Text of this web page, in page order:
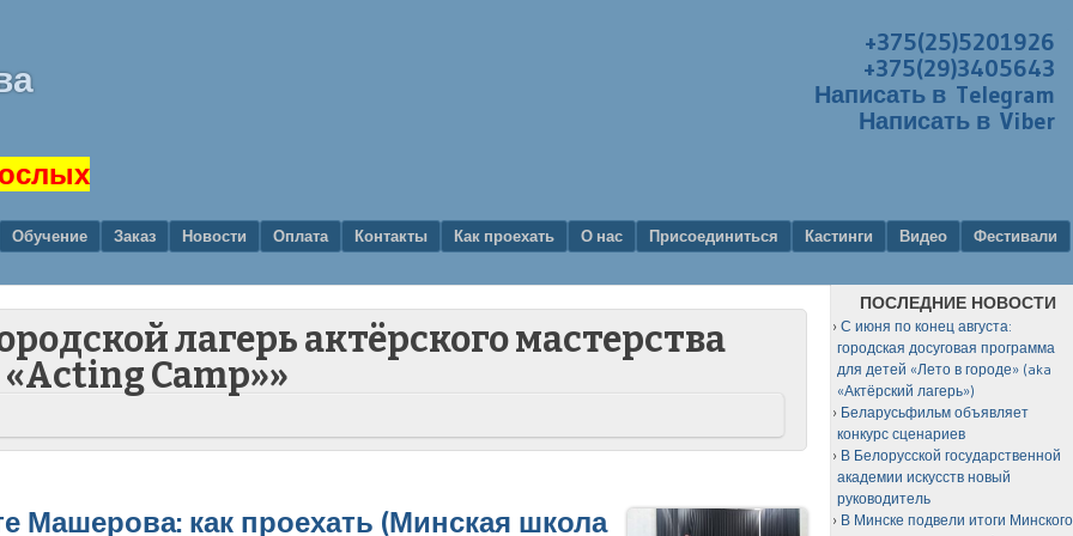
+375(25)5201926
+375(29)3405643
Написать в Telegram
Написать в Viber
Обучение Заказ Новости Оплата Контакты Как проехать О нас Присоединиться Кастинги Видео
Фестивали
лагерь актёрского мастерства
«Acting Camp»»
Машерова: как проехать (Минская школа
ПОСЛЕДНИЕ НОВОСТИ
С июня по конец августа:
городская досуговая программа
для детей «Лето в городе» (aka
«Актёрский лагерь»)
Беларусьфильм объявляет
конкурс сценариев
В Белорусской государственной
академии искусств новый
руководитель
В Минске подвели итоги Минского